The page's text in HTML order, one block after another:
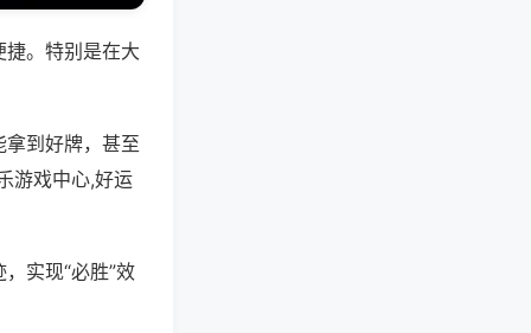
。特别是在大
到好牌，甚至
游戏中心,好运
实现“必胜”效